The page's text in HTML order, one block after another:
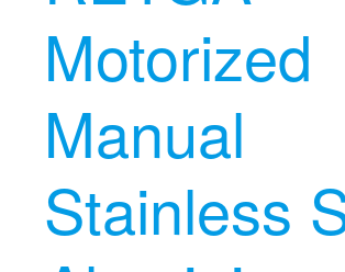
Motorized
Manual
Stainless